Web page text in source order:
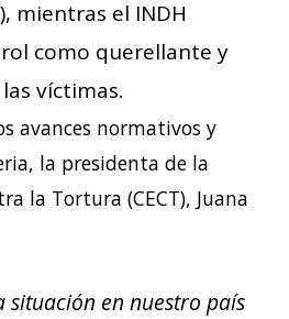
mientras el INDH
como querellante y
víctimas.
avances normativos y
la presidenta de la
la Tortura (CECT), Juana
situación en nuestro país